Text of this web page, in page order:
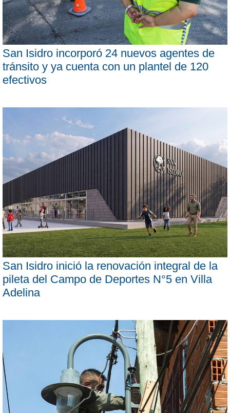
San Isidro incorporó 24 nuevos agentes de
tránsito y ya cuenta con un plantel de 120
efectivos
San Isidro inició la renovación integral de la
pileta del Campo de Deportes N°5 en Villa
Adelina